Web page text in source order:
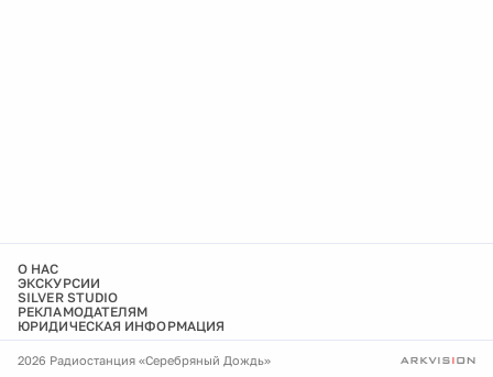
О НАС
ЭКСКУРСИИ
SILVER STUDIO
РЕКЛАМОДАТЕЛЯМ
ЮРИДИЧЕСКАЯ ИНФОРМАЦИЯ
2026 Радиостанция «Серебряный Дождь»